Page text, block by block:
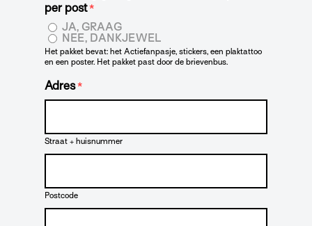
per post *
JA, GRAAG
NEE, DANKJEWEL
Het pakket bevat: het Actiefanpasje, stickers, een plaktattoo
en een poster. Het pakket past door de brievenbus.
Adres *
Straat + huisnummer
Postcode